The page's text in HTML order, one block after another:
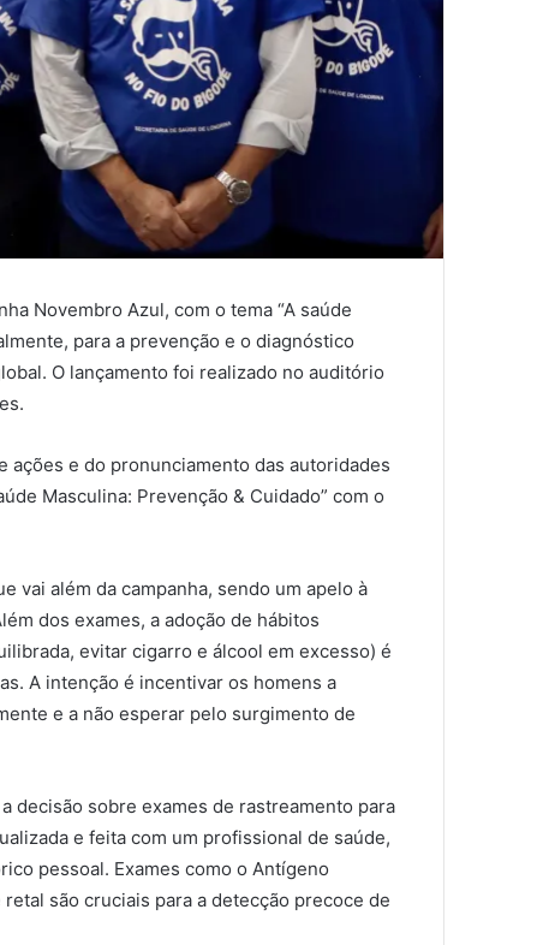
Novembro Azul, com o tema “A saúde
para a prevenção e o diagnóstico
O lançamento foi realizado no auditório
ações e do pronunciamento das autoridades
Masculina: Prevenção & Cuidado” com o
vai além da campanha, sendo um apelo à
dos exames, a adoção de hábitos
evitar cigarro e álcool em excesso) é
A intenção é incentivar os homens a
e a não esperar pelo surgimento de
decisão sobre exames de rastreamento para
e feita com um profissional de saúde,
pessoal. Exames como o Antígeno
são cruciais para a detecção precoce de